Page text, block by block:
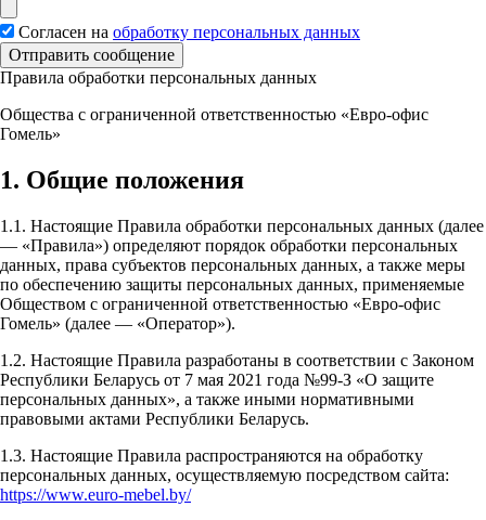
Согласен на обработку персональных данных
Отправить сообщение
Правила обработки персональных данных
Общества с ограниченной ответственностью «Евро-офис
Гомель»
1. Общие положения
1.1. Настоящие Правила обработки персональных данных (далее
— «Правила») определяют порядок обработки персональных
данных, права субъектов персональных данных, а также меры
по обеспечению защиты персональных данных, применяемые
Обществом с ограниченной ответственностью «Евро-офис
Гомель» (далее — «Оператор»).
1.2. Настоящие Правила разработаны в соответствии с Законом
Республики Беларусь от 7 мая 2021 года №99-З «О защите
персональных данных», а также иными нормативными
правовыми актами Республики Беларусь.
1.3. Настоящие Правила распространяются на обработку
персональных данных, осуществляемую посредством сайта:
https://www.euro-mebel.by/